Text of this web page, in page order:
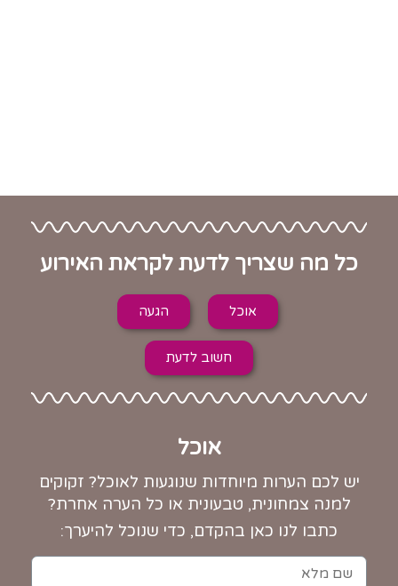
כל מה שצריך לדעת לקראת האירוע
אוכל הגעה
חשוב לדעת
אוכל
יש לכם הערות מיוחדות שנוגעות לאוכל? זקוקים
למנה צמחונית, טבעונית או כל הערה אחרת?
כתבו לנו כאן בהקדם, כדי שנוכל להיערך: